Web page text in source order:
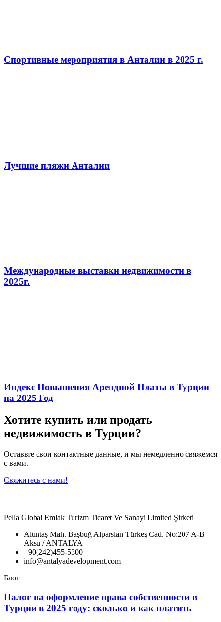
Спортивные мероприятия в Анталии в 2025 г.
Лучшие пляжи Анталии
Международные выставки недвижимости в
2025г.
Индекс Повышения Арендной Платы в Турции
на 2025 Год
Хотите купить или продать
недвижимость в Турции?
Оставьте свои контактные данные, и мы немедленно свяжемся
с вами.
Свяжитесь с нами!
Pella Global Emlak Turizm Ticaret Ve Sanayi Limited Şirketi
Altıntaş Mah. Başbuğ Alparslan Türkeş Cad. No:207 A-B
Aksu / ANTALYA
+90(242)455-5300
info@antalyadevelopment.com
Блог
Налог на оформление права собственности в
Турции в 2025 году: сколько и как платить